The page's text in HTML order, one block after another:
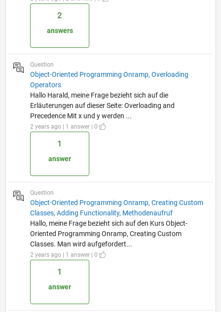
2
answers
Question
Object-Oriented Programming Onramp, Overloading
Operators
Hallo Harald, meine Frage bezieht sich auf die
Erläuterungen auf dieser Seite: Overloading and
Precedence Mit x und y werden ...
2 years ago | 1 answer | 0
1
answer
Question
Object-Oriented Programming Onramp, Creating Custom
Classes, Adding Functionality, Methodenaufruf
Hallo, meine Frage bezieht sich auf den Kurs Object-
Oriented Programming Onramp, Creating Custom
Classes. Man wird aufgefordert...
2 years ago | 1 answer | 0
1
answer